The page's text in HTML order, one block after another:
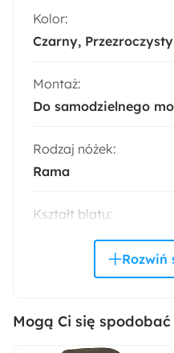
Kolor:
Czarny Przezroczysty
Montaż:
Do samodzielnego
Rodzaj nóżek:
Rama
Kształt blatu:
Nieregularny
Materiał blatu:
Materiał nóżek:
Mogą Ci się spodobać